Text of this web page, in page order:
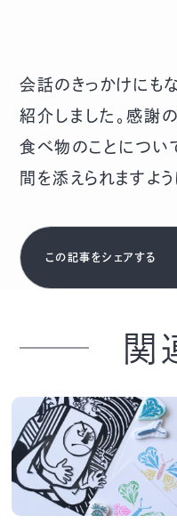
会話のきっかけにも
紹介しました。感謝
食べ物のことについ
間を添えられますよう
この記事をシェアする
関